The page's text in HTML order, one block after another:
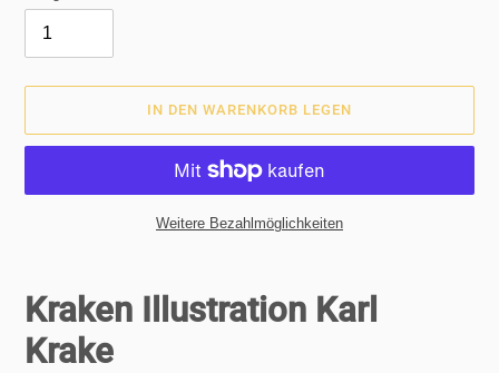
IN DEN WARENKORB LEGEN
Weitere Bezahlmöglichkeiten
zum
Warenkorb
hinzugefügt
Kraken Illustration Karl
Krake